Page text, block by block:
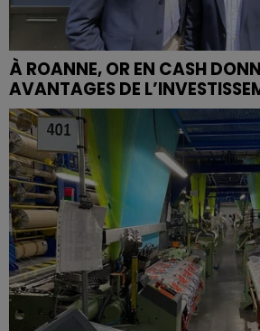
À ROANNE, OR EN CASH
AVANTAGES DE